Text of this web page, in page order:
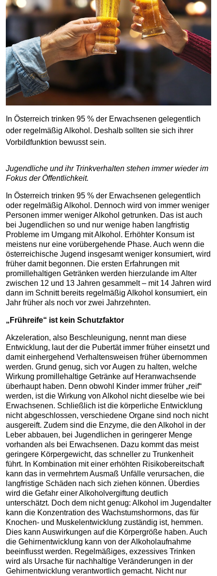
In Österreich trinken 95 % der Erwachsenen gelegentlich
oder regelmäßig Alkohol. Deshalb sollten sie sich ihrer
Vorbildfunktion bewusst sein.
Jugendliche und ihr Trinkverhalten stehen immer wieder im
Fokus der Öffentlichkeit.
In Österreich trinken 95 % der Erwachsenen gelegentlich
oder regelmäßig Alkohol. Dennoch wird von immer weniger
Personen immer weniger Alkohol getrunken. Das ist auch
bei Jugendlichen so und nur wenige haben langfristig
Probleme im Umgang mit Alkohol. Erhöhter Konsum ist
meistens nur eine vorübergehende Phase. Auch wenn die
österreichische Jugend insgesamt weniger konsumiert, wird
früher damit begonnen. Die ersten Erfahrungen mit
promillehaltigen Getränken werden hierzulande im Alter
zwischen 12 und 13 Jahren gesammelt – mit 14 Jahren wird
dann im Schnitt bereits regelmäßig Alkohol konsumiert, ein
Jahr früher als noch vor zwei Jahrzehnten.
„Frühreife“ ist kein Schutzfaktor
Akzeleration, also Beschleunigung, nennt man diese
Entwicklung, laut der die Pubertät immer früher einsetzt und
damit einhergehend Verhaltensweisen früher übernommen
werden. Grund genug, sich vor Augen zu halten, welche
Wirkung promillehaltige Getränke auf Heranwachsende
überhaupt haben. Denn obwohl Kinder immer früher „reif“
werden, ist die Wirkung von Alkohol nicht dieselbe wie bei
Erwachsenen. Schließlich ist die körperliche Entwicklung
nicht abgeschlossen, verschiedene Organe sind noch nicht
ausgereift. Zudem sind die Enzyme, die den Alkohol in der
Leber abbauen, bei Jugendlichen in geringerer Menge
vorhanden als bei Erwachsenen. Dazu kommt das meist
geringere Körpergewicht, das schneller zu Trunkenheit
führt. In Kombination mit einer erhöhten Risikobereitschaft
kann das in vermehrtem Ausmaß Unfälle verursachen, die
langfristige Schäden nach sich ziehen können. Überdies
wird die Gefahr einer Alkoholvergiftung deutlich
unterschätzt. Doch dem nicht genug: Alkohol im Jugendalter
kann die Konzentration des Wachstumshormons, das für
Knochen- und Muskelentwicklung zuständig ist, hemmen.
Dies kann Auswirkungen auf die Körpergröße haben. Auch
die Gehirnentwicklung kann von der Alkoholaufnahme
beeinflusst werden. Regelmäßiges, exzessives Trinken
wird als Ursache für nachhaltige Veränderungen in der
Gehirnentwicklung verantwortlich gemacht. Nicht nur